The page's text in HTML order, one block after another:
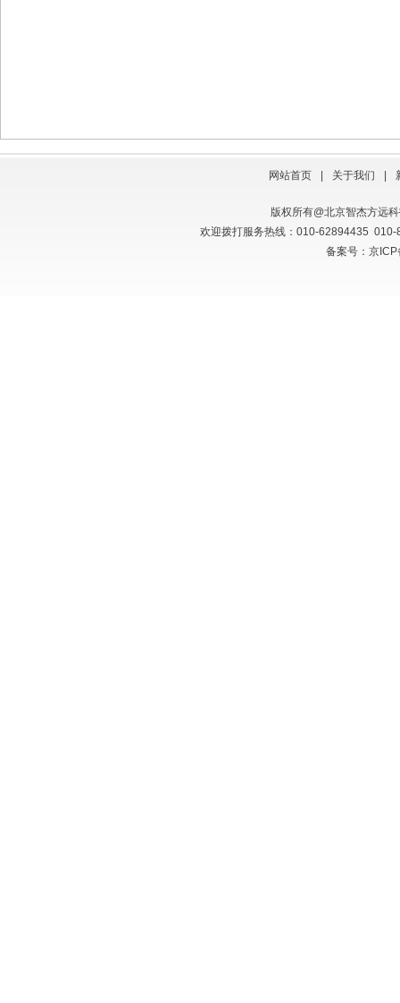
网站首页 关于我们
版权所有@北京智杰方
欢迎拨打服务热线：010-62894435
备案号：京